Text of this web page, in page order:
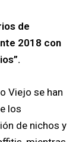
de
2018 con
Viejo se han
los
de nichos y